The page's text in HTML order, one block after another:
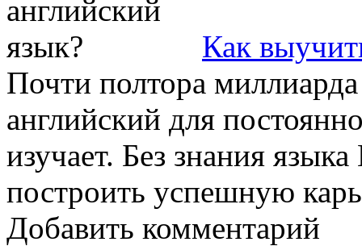
Как
Почти полтора миллиарда
английский для
изучает. Без знания
построить успешную
Добавить комментарий